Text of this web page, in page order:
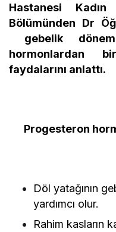
Hastanesi
Bölümünden Dr
gebelik
hormonlardan
faydalarını anlattı.
Progesteron
Döl yatağının
yardımcı olur.
Rahim kasların